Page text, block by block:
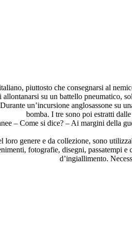
piuttosto che consegnarsi al
allontanarsi su un battello pneumatico,
un’incursione anglosassone su
bomba. I tre sono poi estratti
– Come si dice? – Ai margini della
genere e da collezione, sono
fotografie, disegni, passatempi e
d’ingiallimento.